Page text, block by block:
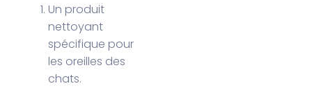
Un produit
nettoyant
spécifique pour
les oreilles des
chats.